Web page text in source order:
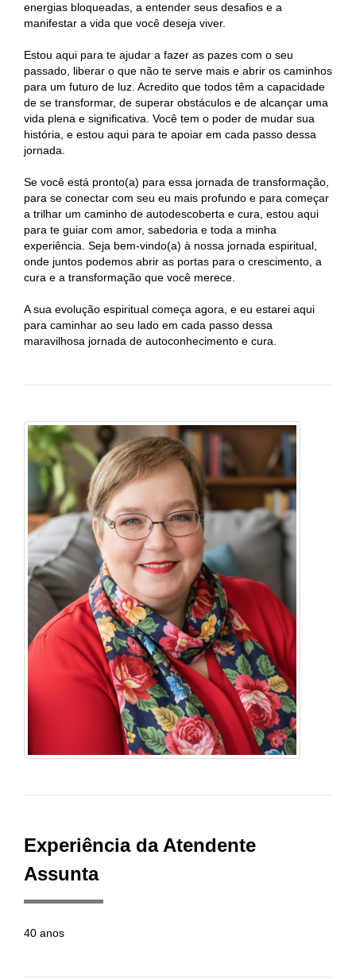
energias bloqueadas, a entender seus desafios e a
manifestar a vida que você deseja viver.
Estou aqui para te ajudar a fazer as pazes com o seu
passado, liberar o que não te serve mais e abrir os caminhos
para um futuro de luz. Acredito que todos têm a capacidade
de se transformar, de superar obstáculos e de alcançar uma
vida plena e significativa. Você tem o poder de mudar sua
história, e estou aqui para te apoiar em cada passo dessa
jornada.
Se você está pronto(a) para essa jornada de transformação,
para se conectar com seu eu mais profundo e para começar
a trilhar um caminho de autodescoberta e cura, estou aqui
para te guiar com amor, sabedoria e toda a minha
experiência. Seja bem-vindo(a) à nossa jornada espiritual,
onde juntos podemos abrir as portas para o crescimento, a
cura e a transformação que você merece.
A sua evolução espiritual começa agora, e eu estarei aqui
para caminhar ao seu lado em cada passo dessa
maravilhosa jornada de autoconhecimento e cura.
Experiência da Atendente
Assunta
40 anos